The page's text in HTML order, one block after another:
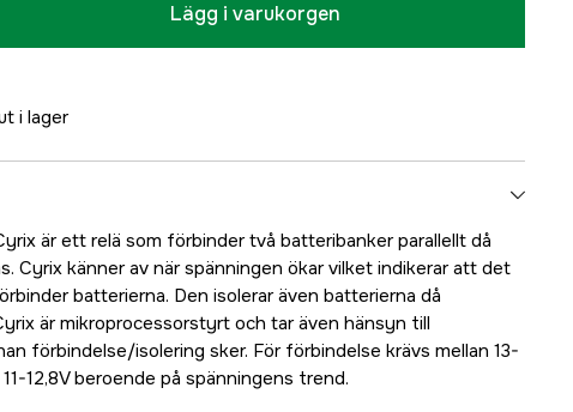
Lägg i varukorgen
i lager
är ett relä som förbinder två batteribanker parallellt då
Cyrix känner av när spänningen ökar vilket indikerar att det
batterierna. Den isolerar även batterierna då
är mikroprocessorstyrt och tar även hänsyn till
förbindelse/isolering sker. För förbindelse krävs mellan 13-
12,8V beroende på spänningens trend.